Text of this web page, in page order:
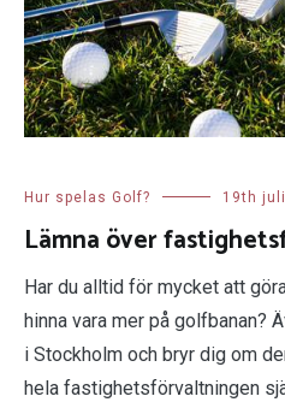
Hur spelas Golf? 19th
Lämna över
Har du alltid för mycket att
hinna vara mer på golfbanan?
i Stockholm och bryr dig om
hela fastighetsförvaltningen